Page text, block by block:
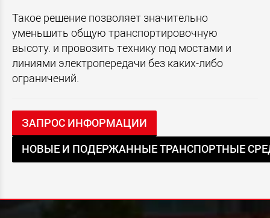
Такое решение позволяет значительно
уменьшить общую транспортировочную
высоту. и провозить технику под мостами и
линиями электропередачи без каких-либо
ограничений.
ЗАПРОС ИНФОРМАЦИИ
НОВЫЕ И ПОДЕРЖАННЫЕ ТРАНСПОРТНЫЕ